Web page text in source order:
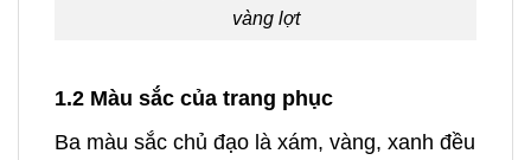
vàng lợt
1.2 Màu sắc của trang phục
Ba màu sắc chủ đạo là xám, vàng, xanh đều